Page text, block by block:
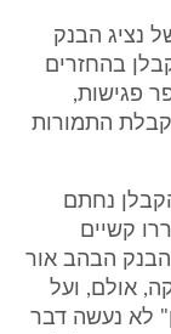
של נציג הבנק
התקשה הקבלן בהחזרים
פגישות,
התמורות
נחתם
קשיים
הבנק הבהב אור
אולם, ועל
לא נעשה דבר